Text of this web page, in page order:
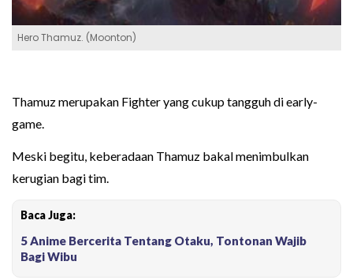
Hero Thamuz. (Moonton)
Thamuz merupakan Fighter yang cukup tangguh di early-
game.
Meski begitu, keberadaan Thamuz bakal menimbulkan
kerugian bagi tim.
Baca Juga:
5 Anime Bercerita Tentang Otaku, Tontonan Wajib
Bagi Wibu